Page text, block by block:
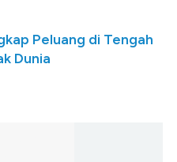
Peluang di Tengah
Dunia